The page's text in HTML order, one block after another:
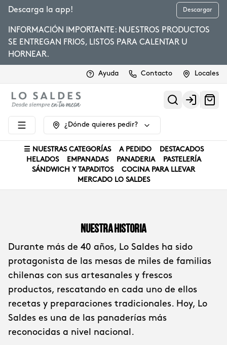
Descarga la app! Descargar
INFORMACIÓN IMPORTANTE: NUESTROS PRODUCTOS
SE ENTREGAN FRIOS, LISTOS PARA CALENTAR U
HORNEAR.
Ayuda Contacto Locales
Login
¿Dónde quieres pedir?
☰ NUESTRAS CATEGORÍAS A PEDIDO
DESTACADOS
HELADOS
EMPANADAS PANADERIA
PASTELERÍA
SÁNDWICH Y TAPADITOS
COCINA PARA LLEVAR
MERCADO LO SALDES
Nuestra Historia
Durante más de 40 años, Lo Saldes ha sido
protagonista de las mesas de miles de familias
chilenas con sus artesanales y frescos
productos, rescatando en cada uno de ellos
recetas y preparaciones tradicionales. Hoy, Lo
Saldes es una de las panaderías más
reconocidas a nivel nacional.